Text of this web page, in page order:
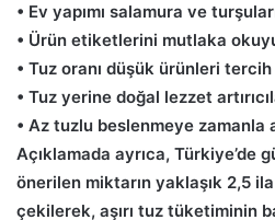
• Ev yapımı salamura ve
• Ürün etiketlerini mutlaka
• Tuz oranı düşük ürünleri
• Tuz yerine doğal lezzet
• Az tuzlu beslenmeye zamanla
Açıklamada ayrıca, Türkiye’de
önerilen miktarın yaklaşık 2,5
çekilerek, aşırı tuz tüketiminin